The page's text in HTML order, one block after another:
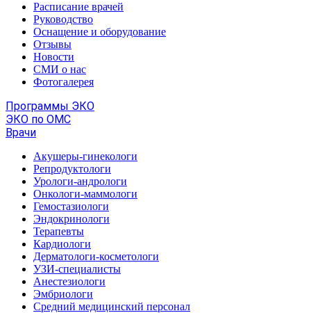
Расписание врачей
Руководство
Оснащение и оборудование
Отзывы
Новости
СМИ о нас
Фотогалерея
Программы ЭКО
ЭКО по ОМС
Врачи
Акушеры-гинекологи
Репродуктологи
Урологи-андрологи
Онкологи-маммологи
Гемостазиологи
Эндокринологи
Терапевты
Кардиологи
Дерматологи-косметологи
УЗИ-специалисты
Анестезиологи
Эмбриологи
Средний медицинский персонал